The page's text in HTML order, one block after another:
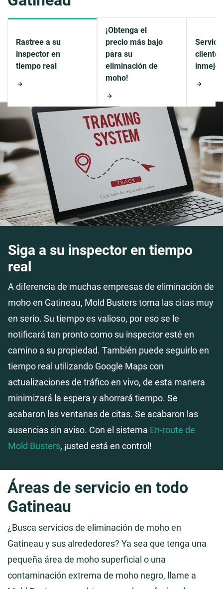
Rastree a su
inspector en
tiempo real
¡Obtenga el
precio más bajo
para su
eliminación de
moho!
cliente
Siga a su inspector en tiempo
real
A diferencia de muchas empresas de eliminación de
moho en Gatineau, Mold Busters toma las citas muy
en serio. Su tiempo es valioso, por eso se le
notificará tan pronto como su inspector esté en
camino a su propiedad. También puede seguirlo en
tiempo real utilizando Google Maps con
actualizaciones de tráfico en vivo, de esta manera
minimizará la espera y ahorrará tiempo. Se
acabaron las ventanas de citas. Se acabaron las
ausencias sin aviso. Con el sistema En-route de
Mold Busters, ¡usted está en control!
Áreas de servicio en todo
Gatineau
¿Busca servicios de eliminación de moho en
Gatineau y sus alrededores? Ya sea que tenga una
pequeña área de moho superficial o una
contaminación extrema de moho negro, llame a